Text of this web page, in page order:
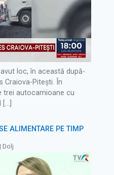
loc, în această după-
Craiova-Pitești. În
trei autocamioane cu
ALIMENTARE PE TIMP
| Dolj